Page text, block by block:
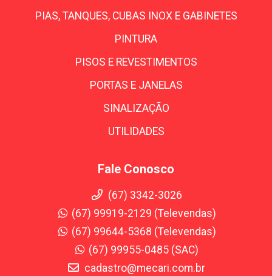
PIAS, TANQUES, CUBAS INOX E GABINETES
PINTURA
PISOS E REVESTIMENTOS
PORTAS E JANELAS
SINALIZAÇÃO
UTILIDADES
Fale Conosco
(67) 3342-3026
(67) 99919-2129 (Televendas)
(67) 99644-5368 (Televendas)
(67) 99955-0485 (SAC)
cadastro@mecari.com.br